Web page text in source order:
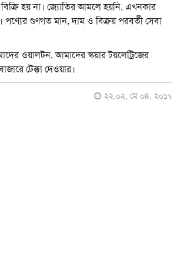
হয় না। জ্যোতির আমলে হয়নি, এখনকার
গুণগত মান, দাম ও বিক্রয় পরবর্তী সেবা
ওয়ালটন, আমাদের স্কয়ার টয়লেট্রিজের
টেক্কা দেওয়ার।
২২:০২, মে ০৪, ২০১৭